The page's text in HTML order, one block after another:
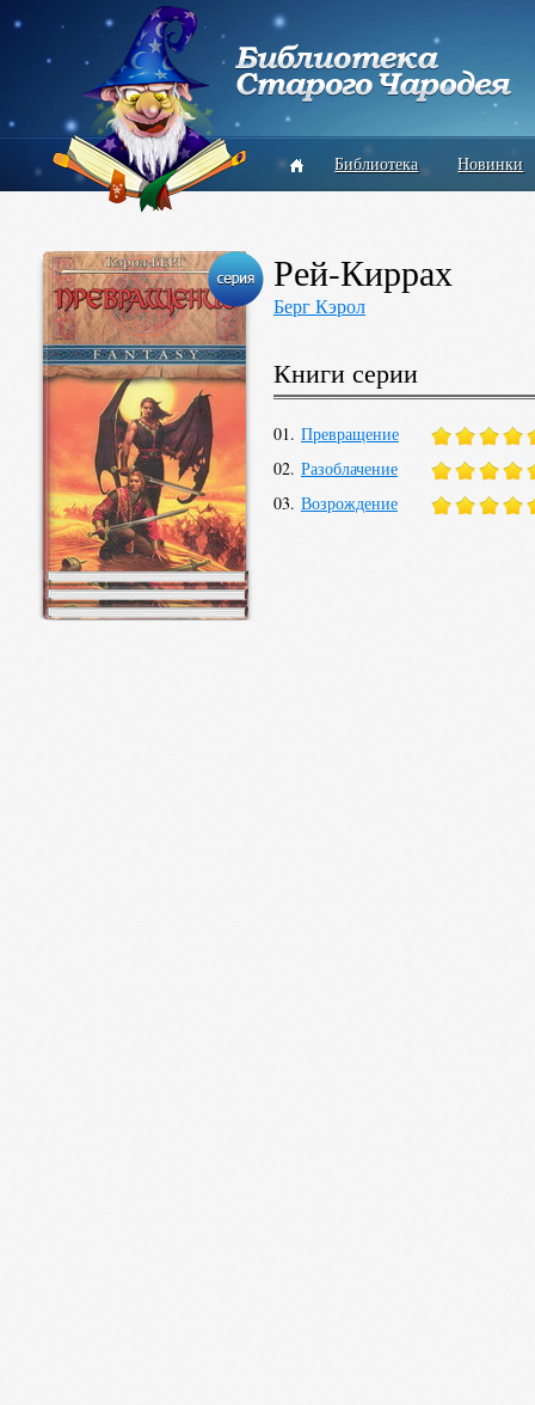
Библиотека Новинки
Рей-Киррах
Берг Кэрол
Книги серии
01. Превращение
02. Разоблачение
03. Возрождение